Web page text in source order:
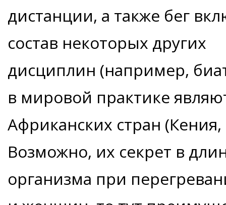
дистанции, а также бег
состав некоторых других
дисциплин (например,
в мировой практике
Африканских стран
Возможно, их секрет в
организма при